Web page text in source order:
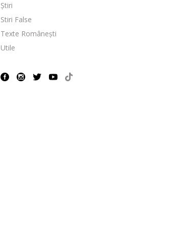
Știri
Stiri False
Texte Românești
Utile